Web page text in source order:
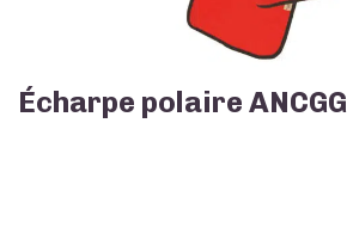
Écharpe polaire ANCGG